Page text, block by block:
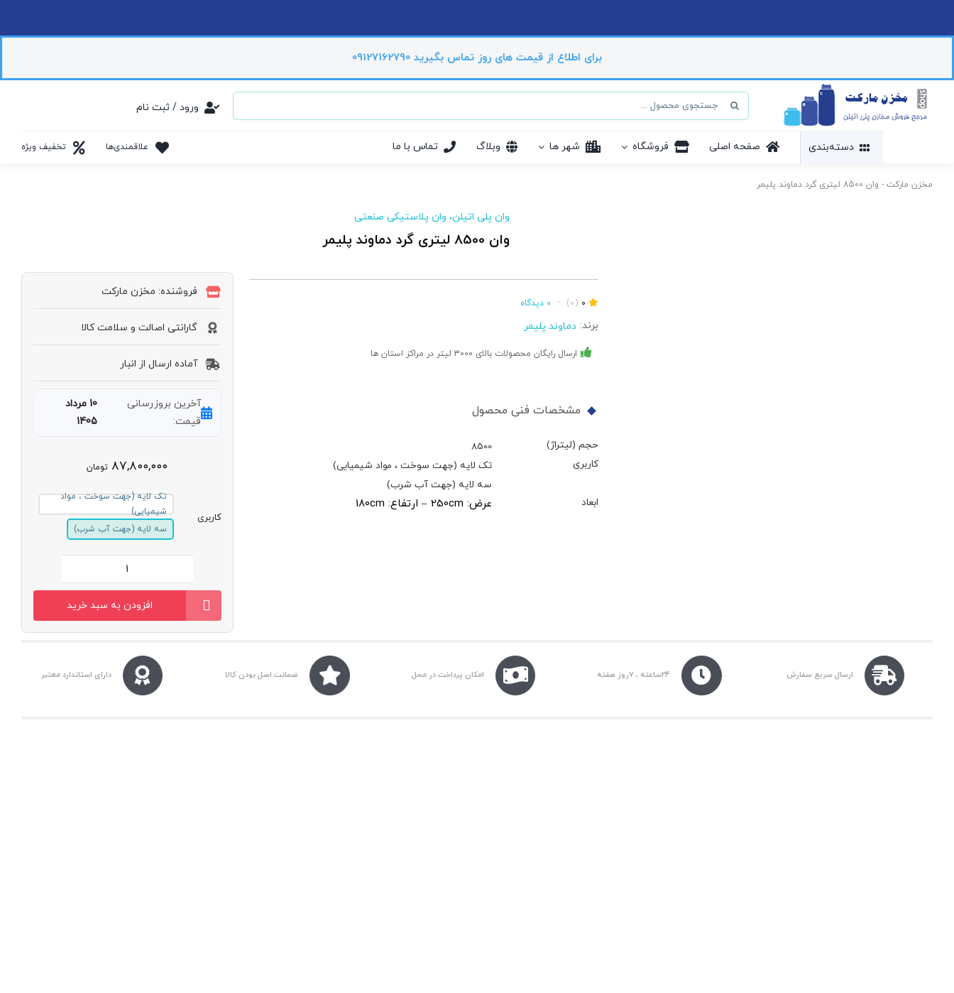
برای اطلاع از قیمت های روز تماس بگیرید 09127162790
جستجو
برای:
ورود / ثبت نام
دسته‌بندی صفحه اصلی فروشگاه شهر ها وبلاگ تماس با ما علاقمندی‌ها تخفیف ویژه
مخزن مارکت - وان 8500 لیتری گرد دماوند پلیمر
وان پلی اتیلن، وان پلاستیکی صنعتی
وان 8500 لیتری گرد دماوند پلیمر
0
(0)
• 0 دیدگاه
برند: دماوند پلیمر
ارسال رایگان محصولات بالای 3000 لیتر در مراکز استان ها
مشخصات فنی محصول
حجم (لیتراژ)
8500
کاربری
تک لایه (جهت سوخت ، مواد شیمیایی)
سه لایه (جهت آب شرب)
ابعاد
عرض: 250cm – ارتفاع: 180cm
فروشنده: مخزن مارکت
گارانتی اصالت و سلامت کالا
آماده ارسال از انبار
آخرین بروزرسانی
قیمت:
10 مرداد
1405
۸۷,۸۰۰,۰۰۰ تومان
کاربری
تک لایه (جهت سوخت ، مواد
شیمیایی)
سه لایه (جهت آب شرب)
لیتری
گرد
پلیمر
عدد
افزودن به سبد خرید
ارسال سریع سفارش ۲۴ساعته ، ۷روز هفته امکان پرداخت در محل ضمانت اصل بودن کالا دارای استاندارد معتبر